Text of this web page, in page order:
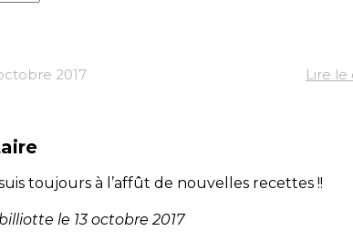
2017 Lire
toujours à l’affût de nouvelles recettes !!
le 13 octobre 2017